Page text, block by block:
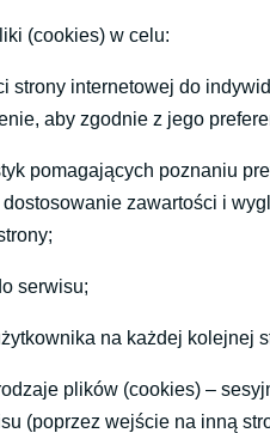
(cookies) w celu:
strony internetowej do
aby zgodnie z jego
pomagających poznaniu
zawartości i
serwisu;
na każdej kolejnej
plików (cookies) –
(poprzez wejście na inną